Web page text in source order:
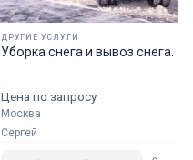
ДРУГИЕ УСЛУГИ
Уборка снега и вывоз снега.
Цена по запросу
Москва
Сергей